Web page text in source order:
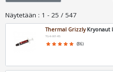
Näytetään : 1 - 25 / 547
Thermal GrizzlyKryonaut
TG-K-001-RS
star star star star star (86)